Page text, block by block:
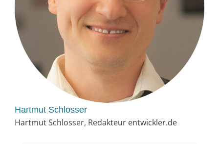
Hartmut Schlosser
Hartmut Schlosser, Redakteur entwickler.de